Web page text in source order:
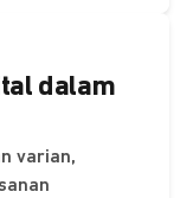
dalam
varian,